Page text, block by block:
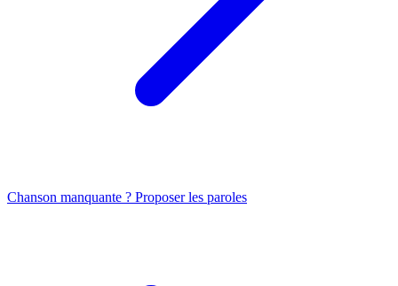
Chanson manquante ? Proposer les paroles